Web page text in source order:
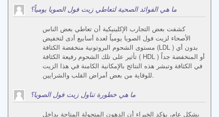
ما هي الفوائد الصحية لتعاطي زيت فول الصويا يومياً؟
كشفت بعض التجارب الإكلينيكية أن تعاطي بعض الناس
الأصحاء لزيت فول الصويا يومياً لعدة أسابيع أدى لتخفيض
مستوى الشحوم البروتونية منخفضة الكثافة (LDL ) بدون أي
تأثير على تلك الشحوم رفيعة الكثافة ( HDL ) أو المنخفضة جداً
في الكثافة وتبشر هذه النتائج بالإمكانية الكامنة في هذا الزيت
للوقاية من بعض أمراض القلب والشرايين.
ما هي خطورة تناول زيت فول الصويا؟
بشكل عام، يؤكد الخبراء أن الدهون المتحولة المتاحة بداخل